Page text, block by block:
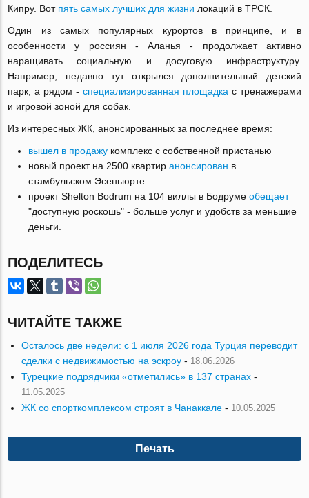
Кипру. Вот пять самых лучших для жизни локаций в ТРСК.
Один из самых популярных курортов в принципе, и в
особенности у россиян - Аланья - продолжает активно
наращивать социальную и досуговую инфраструктуру.
Например, недавно тут открылся дополнительный детский
парк, а рядом - специализированная площадка с тренажерами
и игровой зоной для собак.
Из интересных ЖК, анонсированных за последнее время:
вышел в продажу комплекс с собственной пристанью
новый проект на 2500 квартиранонсирован в
стамбульском Эсеньюрте
проект Shelton Bodrum на 104 виллы в Бодрумеобещает
"доступную роскошь" - больше услуг и удобств за меньшие
деньги.
ПОДЕЛИТЕСЬ
ЧИТАЙТЕ ТАКЖЕ
Осталось две недели: с 1 июля 2026 года Турция переводит
сделки с недвижимостью на эскроу - 18.06.2026
Турецкие подрядчики «отметились» в 137 странах -
11.05.2025
ЖК со спорткомплексом строят в Чанаккале - 10.05.2025
Печать